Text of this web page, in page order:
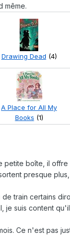
même.
Drawing Dead (4)
A Place for All My
Books (1)
petite boîte, il
presque
train certains
je suis content
Ce n'est pas